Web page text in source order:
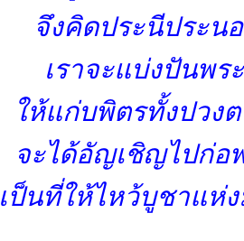
จึงคิดประนีประ
เราจะแบ่งปันพ
ให้แก่บพิตรทั้งปวง
จะได้อัญเชิญไปก่อ
เป็นที่ให้ไหว้บูชาแห่